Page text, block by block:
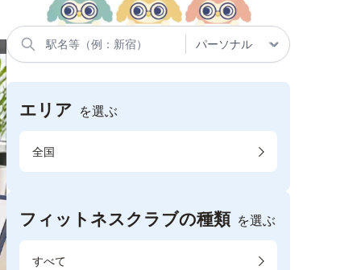
エリア を選ぶ
全国
フィットネスクラブの種類 を選ぶ
すべて